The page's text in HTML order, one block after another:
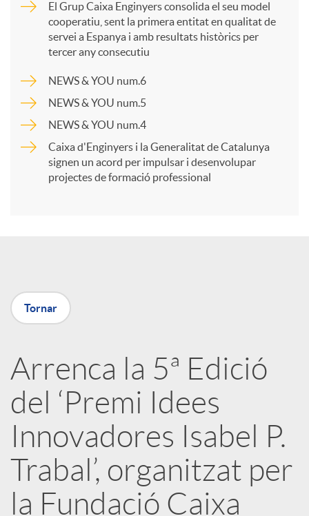
s
a
r
a
a
r
x
El Grup Caixa Enginyers consolida el seu model
cooperatiu, sent la primera entitat en qualitat de
servei a Espanya i amb resultats històrics per
tercer any consecutiu
NEWS & YOU num.6
NEWS & YOU num.5
NEWS & YOU num.4
Caixa d'Enginyers i la Generalitat de Catalunya
signen un acord per impulsar i desenvolupar
projectes de formació professional
Tornar
Arrenca la 5ª Edició
del ‘Premi Idees
Innovadores Isabel P.
Trabal’, organitzat per
la Fundació Caixa